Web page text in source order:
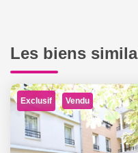
Les biens
Exclusif Vendu